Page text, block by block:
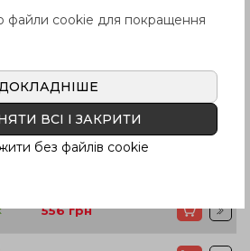
486грн
565 грн
556грн
файли cookie для покращення
ВСІ І ЗАКРИТИ
без файлів cookie